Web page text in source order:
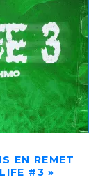
EN REMET
#3 »